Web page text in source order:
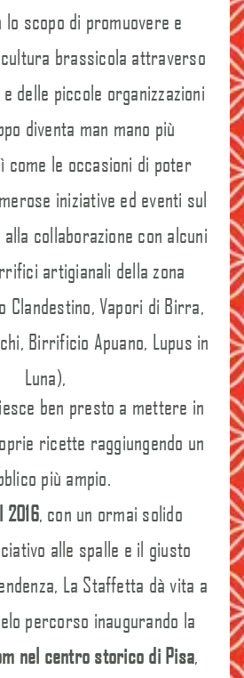
ben presto a mettere in
ricette raggiungendo un
più ampio.
2016, con un ormai solido
alle spalle e il giusto
La Staffetta dà vita a
percorso inaugurando la
nel centro storico di Pisa,
lo scopo di promuovere e
brassicola attraverso
delle piccole organizzazioni
diventa man mano più
come le occasioni di poter
iniziative ed eventi sul
collaborazione con alcuni
artigianali della zona
Clandestino, Vapori di Birra,
Birrificio Apuano, Lupus in
Luna),